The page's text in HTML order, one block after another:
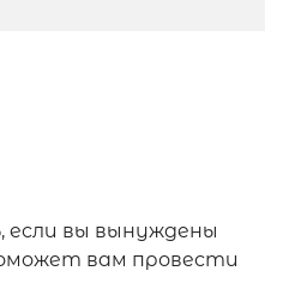
вы вынуждены
вам провести